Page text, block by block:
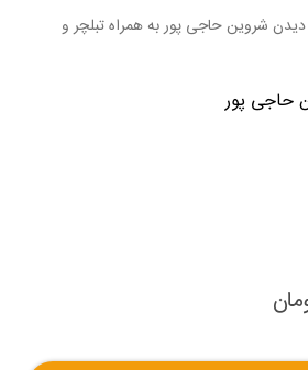
دیدن شروین حاجی پور به همراه تبلچر و
حاجی پور